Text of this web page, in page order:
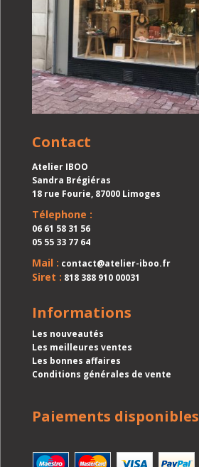
Contact
Atelier IBOO
Sandra Brégiéras
18 rue Fourie, 87000 Limoges
Télephone :
06 61 58 31 56
05 55 33 77 64
Mail : contact@atelier-iboo.fr
Siret : 818 388 910 00031
Informations
Les nouveautés
Les meilleures ventes
Les bonnes affaires
Conditions générales de vente
Paiements disponibles